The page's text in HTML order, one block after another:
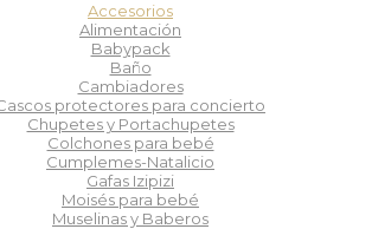
Accesorios
Alimentación
Babypack
Baño
Cambiadores
protectores para concierto
Chupetes y Portachupetes
Colchones para bebé
Cumplemes-Natalicio
Gafas Izipizi
Moisés para bebé
Muselinas y Baberos